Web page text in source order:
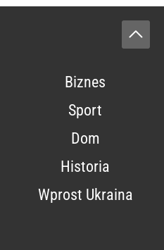
Biznes
Sport
Dom
Historia
Wprost Ukraina